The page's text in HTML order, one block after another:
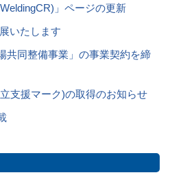
」ページの更新
いたします
共同整備事業」の事業契約を締
支援マーク)の取得のお知らせ